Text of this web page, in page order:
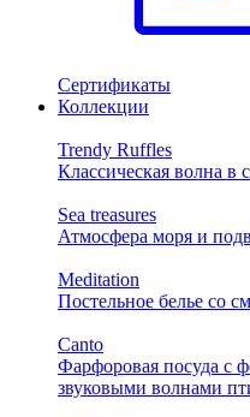
Сертификаты
Коллекции
Trendy Ruffles
Классическая волна в
Sea treasures
Атмосфера моря и
Meditation
Постельное белье со
Canto
Фарфоровая посуда с
звуковыми волнами